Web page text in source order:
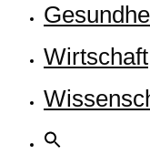
Wirt­schaft